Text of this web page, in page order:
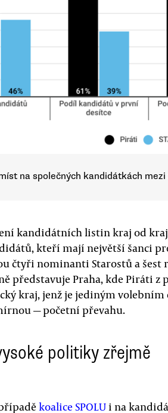
na společných kandidátkách
kandidátních listin kraj od
kteří mají největší šanci
čtyři nominanti Starostů a
představuje Praha, kde Piráti
kraj, jenž je jediným
— početní převahu.
politiky zřejmě
koalice SPOLUi na